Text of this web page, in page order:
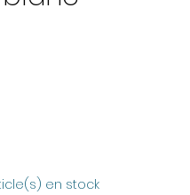
en stock